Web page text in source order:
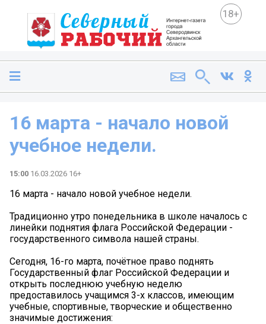
18+
16 марта - начало новой
учебное недели.
15:00 16.03.2026 16+
16 марта - начало новой учебное недели.
Традиционно утро понедельника в школе началось с
линейки поднятия флага Российской Федерации -
государственного символа нашей страны.
Сегодня, 16-го марта, почётное право поднять
Государственный флаг Российской Федерации и
открыть последнюю учебную неделю
предоставилось учащимся 3-х классов, имеющим
учебные, спортивные, творческие и общественно
значимые достижения: